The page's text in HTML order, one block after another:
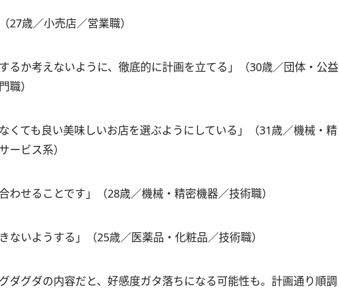
27歳／小売店／営業職）
るか考えないように、徹底的に計画を立てる」（30歳／団体・公益
職）
くても良い美味しいお店を選ぶようにしている」（31歳／機械・精
ービス系）
わせることです」（28歳／機械・精密機器／技術職）
ないようする」（25歳／医薬品・化粧品／技術職）
ダグダの内容だと、好感度ガタ落ちになる可能性も。計画通り順調